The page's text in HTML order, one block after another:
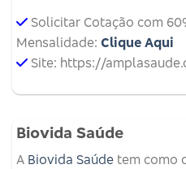
Solicitar Cotação com
Mensalidade: Clique Aqui
Site: https://
Biovida Saúde
A Biovida Saúde tem como